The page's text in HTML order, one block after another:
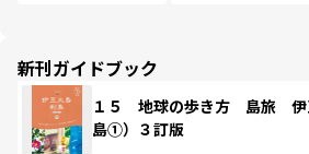
新刊ガイドブック
１５ 地球の歩き方 島旅 伊
島①）３訂版